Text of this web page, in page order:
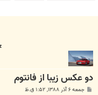
دو عکس زیبا از فانتوم
جمعه ۶ آذر ۱۳۸۸, ۱:۵۲ ق.ظ